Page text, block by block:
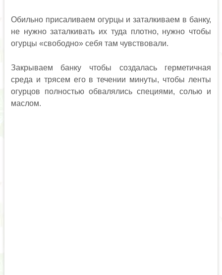
Обильно присаливаем огурцы и заталкиваем в банку,
не нужно заталкивать их туда плотно, нужно чтобы
огурцы «свободно» себя там чувствовали.
Закрываем банку чтобы создалась герметичная
среда и трясем его в течении минуты, чтобы ленты
огурцов полностью обвалялись специями, солью и
маслом.